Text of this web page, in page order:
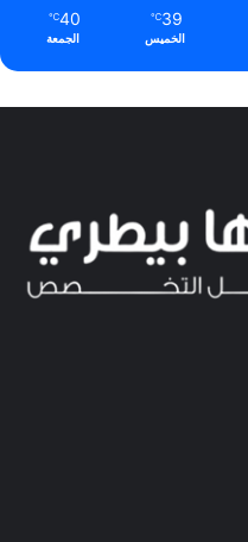
39
℃
الخميس
40
℃
الجمعة